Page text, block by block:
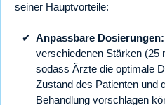
seiner Hauptvorteile:
Anpassbare Dosierungen:
verschiedenen Stärken (25
sodass Ärzte die optimale
Zustand des Patienten und
Behandlung vorschlagen